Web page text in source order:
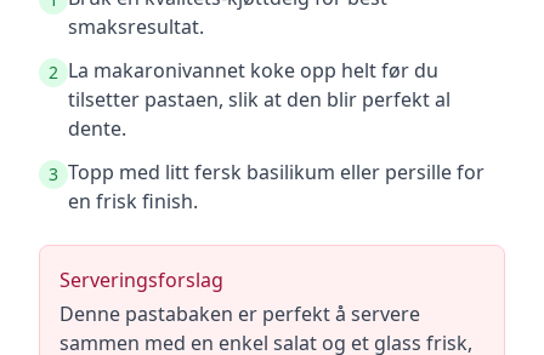
smaksresultat.
2 La makaronivannet koke opp helt før du
tilsetter pastaen, slik at den blir perfekt al
dente.
3 Topp med litt fersk basilikum eller persille for
en frisk finish.
Serveringsforslag
Denne pastabaken er perfekt å servere
sammen med en enkel salat og et glass frisk,